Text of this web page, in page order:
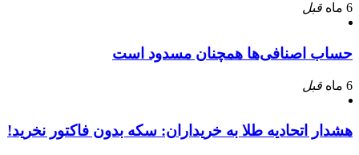
6 ماه قبل
حساب اصنافی‌ها همچنان مسدود است
6 ماه قبل
هشدار اتحادیه طلا به خریداران: سکه بدون فاکتور نخرید!